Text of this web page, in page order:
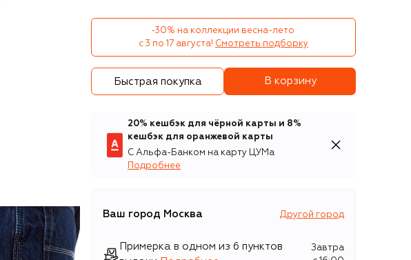
-30% на коллекции весна-лето
с 3 по 17 августа! Смотреть подборку
Быстрая покупка В корзину
20% кешбэк для чёрной карты и 8%
кешбэк для оранжевой карты
С Альфа-Банком на карту ЦУМа
Подробнее
Ваш город Москва Другой город
Примерка в одном из 6 пунктов
Завтра